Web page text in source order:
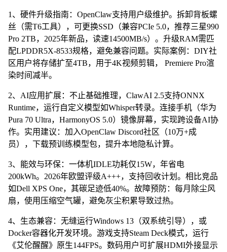
1、硬件升级指南：OpenClaw支持用户级维护。拆卸背板螺
丝（需T6工具），可更换SSD（兼容PCIe 5.0，推荐三星990
Pro 2TB，2025年新品，读速14500MB/s）。升级RAM需匹
配LPDDR5X-8533规格，避免兼容问题。实际案例：DIY社
区用户将存储扩至4TB，用于4K视频剪辑， Premiere Pro渲
染时间减半。
2、AI应用扩展：不止基础推理，ClawAI 2.5支持ONNX
Runtime，运行自定义模型如Whisper转录。连接手机（华为
Pura 70 Ultra，HarmonyOS 5.0）镜像屏幕，实现跨设备AI协
作。实用建议：加入OpenClaw Discord社区（10万+成
员），下载预训练模型包，提升本地隐私计算。
3、能效与环保：一体机IDLE功耗仅15W，年省电
200kWh。2026年欧盟评级A+++，支持回收计划。相比竞品
如Dell XPS One，其碳足迹低40%。故障预防：每月除尘风
扇，使用压缩空气罐，避免灰尘积累导致过热。
4、生态兼容：无缝运行Windows 13（双系统引导），或
Docker容器化开发环境。游戏支持Steam Deck模式，运行
《艾伦醒醒》原生144FPS。数码用户可扩展HDMI外接显示